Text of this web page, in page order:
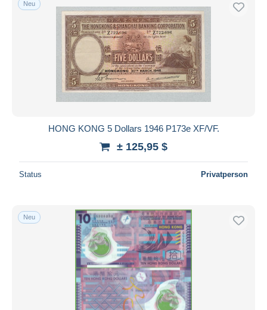
Kostenloser Versand
Zahlungsmethoden
PayPal
Banküberweisung
Visa
Mastercard
iDeal
Übernehmen
Neu
HONG KONG 5 Dollars 1946 P173e XF/VF.
± 125,95 $
Status Privatperson
Neu